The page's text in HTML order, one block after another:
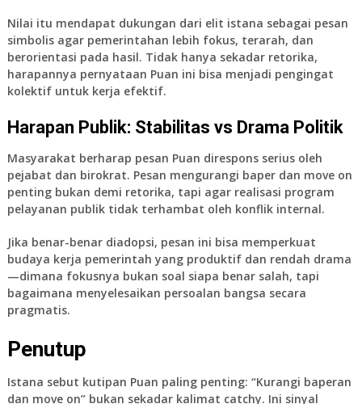
Nilai itu mendapat dukungan dari elit istana sebagai pesan
simbolis agar pemerintahan lebih fokus, terarah, dan
berorientasi pada hasil. Tidak hanya sekadar retorika,
harapannya pernyataan Puan ini bisa menjadi pengingat
kolektif untuk kerja efektif.
Harapan Publik: Stabilitas vs Drama Politik
Masyarakat berharap pesan Puan direspons serius oleh
pejabat dan birokrat. Pesan mengurangi baper dan move on
penting bukan demi retorika, tapi agar realisasi program
pelayanan publik tidak terhambat oleh konflik internal.
Jika benar-benar diadopsi, pesan ini bisa memperkuat
budaya kerja pemerintah yang produktif dan rendah drama
—dimana fokusnya bukan soal siapa benar salah, tapi
bagaimana menyelesaikan persoalan bangsa secara
pragmatis.
Penutup
Istana sebut kutipan Puan paling penting: “Kurangi baperan
dan move on”bukan sekadar kalimat catchy. Ini sinyal